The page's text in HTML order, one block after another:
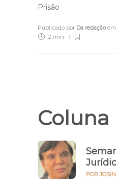
Prisão
Publicado por Da redaçãoem
2 min
Coluna
POR